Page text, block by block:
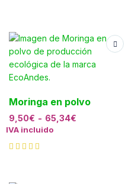
Moringa en polvo
9,50€ - 65,34€
IVA incluido